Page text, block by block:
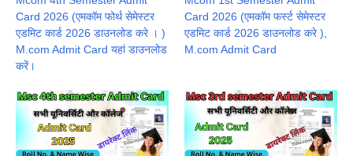
Card 2026 (एमकॉम फोर्थ सेमेस्टर
एडमिट कार्ड 2026 डाउनलोड करे । )
M.com Admit Card यहां डाउनलोड
करें।
Card 2026 (एमकॉम फर्स्ट सेमेस्टर
एडमिट कार्ड 2026 डाउनलोड करे ),
M.com Admit Card